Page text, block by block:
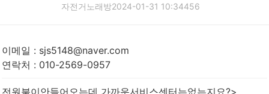
자전거노래방2024-01-31 10:34456
이메일 : sjs5148@naver.com
연락처 : 010-2569-0957